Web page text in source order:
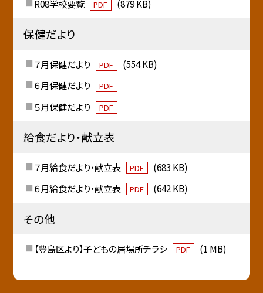
R08学校要覧 PDF (879 KB)
保健だより
７月保健だより PDF
(554 KB)
６月保健だより
PDF
５月保健だより PDF
給食だより・献立表
７月給食だより・献立表 PDF
(683 KB)
６月給食だより・献立表
PDF (642 KB)
その他
【豊島区より】子どもの居場所チラシ PDF (1 MB)